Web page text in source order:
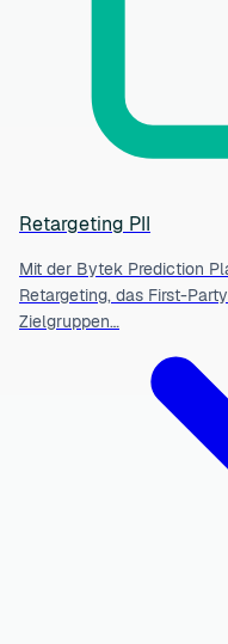
Retargeting PII
Mit der Bytek Prediction
Retargeting, das First-
Zielgruppen…